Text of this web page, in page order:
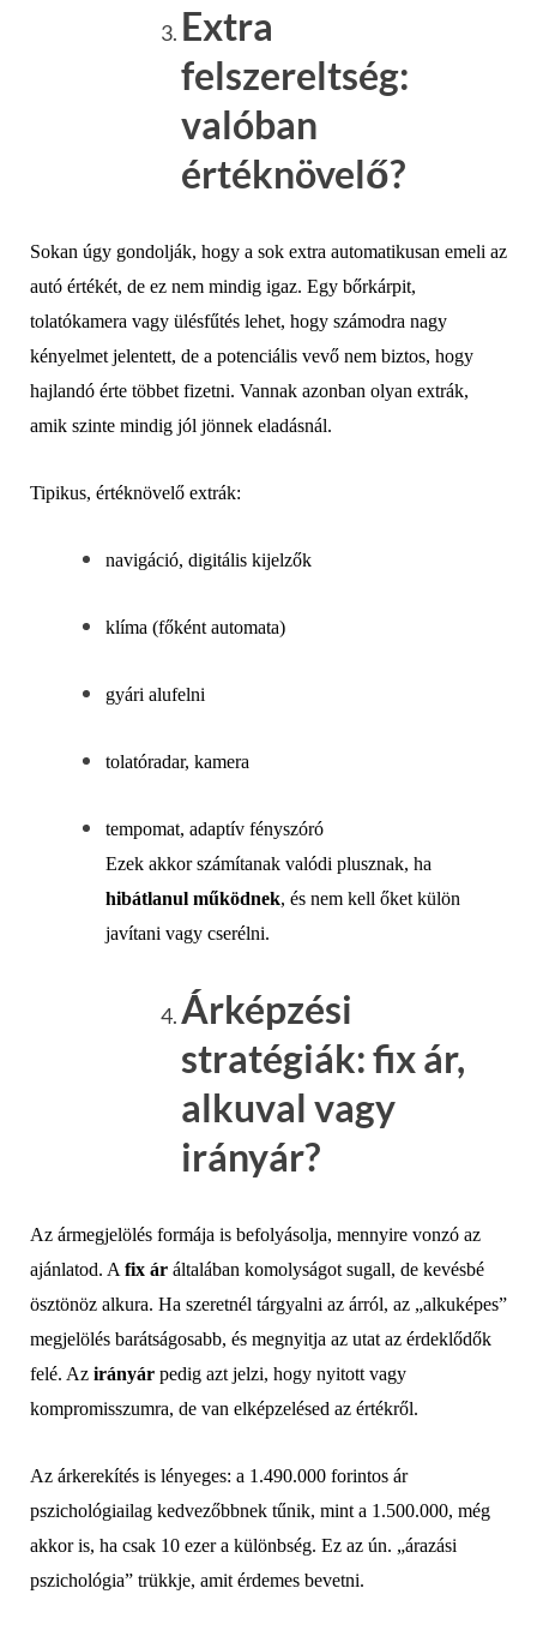
Extra
felszereltség:
valóban
értéknövelő?
Sokan úgy gondolják, hogy a sok extra automatikusan emeli az
autó értékét, de ez nem mindig igaz. Egy bőrkárpit,
tolatókamera vagy ülésfűtés lehet, hogy számodra nagy
kényelmet jelentett, de a potenciális vevő nem biztos, hogy
hajlandó érte többet fizetni. Vannak azonban olyan extrák,
amik szinte mindig jól jönnek eladásnál.
Tipikus, értéknövelő extrák:
navigáció, digitális kijelzők
klíma (főként automata)
gyári alufelni
tolatóradar, kamera
tempomat, adaptív fényszóró
Ezek akkor számítanak valódi plusznak, ha
hibátlanul működnek, és nem kell őket külön
javítani vagy cserélni.
Árképzési
stratégiák: fix ár,
alkuval vagy
irányár?
Az ármegjelölés formája is befolyásolja, mennyire vonzó az
ajánlatod. A fix ár általában komolyságot sugall, de kevésbé
ösztönöz alkura. Ha szeretnél tárgyalni az árról, az „alkuképes”
megjelölés barátságosabb, és megnyitja az utat az érdeklődők
felé. Az irányár pedig azt jelzi, hogy nyitott vagy
kompromisszumra, de van elképzelésed az értékről.
Az árkerekítés is lényeges: a 1.490.000 forintos ár
pszichológiailag kedvezőbbnek tűnik, mint a 1.500.000, még
akkor is, ha csak 10 ezer a különbség. Ez az ún. „árazási
pszichológia” trükkje, amit érdemes bevetni.